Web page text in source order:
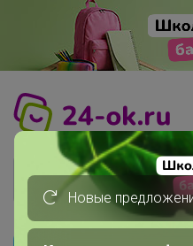
Новые